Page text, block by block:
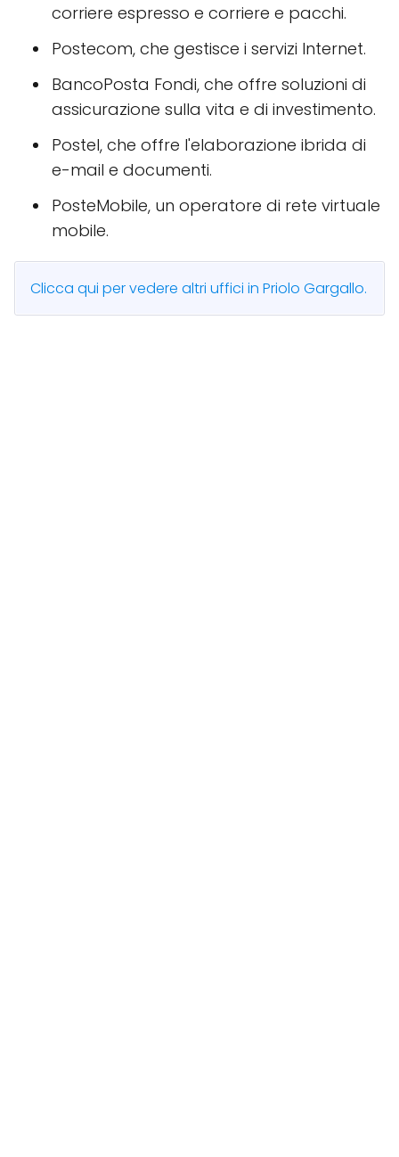
corriere espresso e corriere e pacchi.
Postecom, che gestisce i servizi Internet.
BancoPosta Fondi, che offre soluzioni di
assicurazione sulla vita e di investimento.
Postel, che offre l'elaborazione ibrida di
e-mail e documenti.
PosteMobile, un operatore di rete virtuale
mobile.
Clicca qui per vedere altri uffici in Priolo Gargallo.